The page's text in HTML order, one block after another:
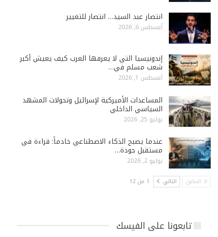
انتصار عبد السيد… انتصار للتغيير
أغسطس 6, 2026
إندونيسيا التي لا يعرفها العرب كيف يعيش أكبر
شعب مسلم في…
أغسطس 1, 2026
المساعدات الأميركية لإسرائيل وتحولات المشهد
السياسي الداخلي
يوليو 25, 2026
عندما يصبح الذكاء الاصطناعي خادماً: قراءة في
مستقبل جودة…
يوليو 2, 2026
السابق التالي 1 من 12
تابعونا على الفيسك